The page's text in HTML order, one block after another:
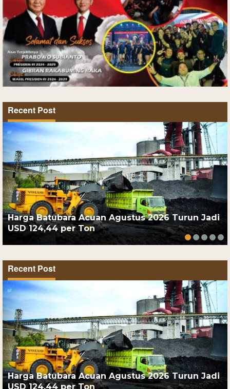
Recent Post
Harga Batubara Acuan Agustus 2026 Turun Jadi
USD 124,44 per Ton
Recent Post
Harga Batubara Acuan Agustus 2026 Turun Jadi
USD 124,44 per Ton